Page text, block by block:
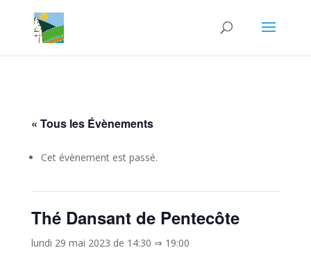
« Tous les Évènements
Cet évènement est passé.
Thé Dansant de Pentecôte
lundi 29 mai 2023 de 14:30 ⇒ 19:00